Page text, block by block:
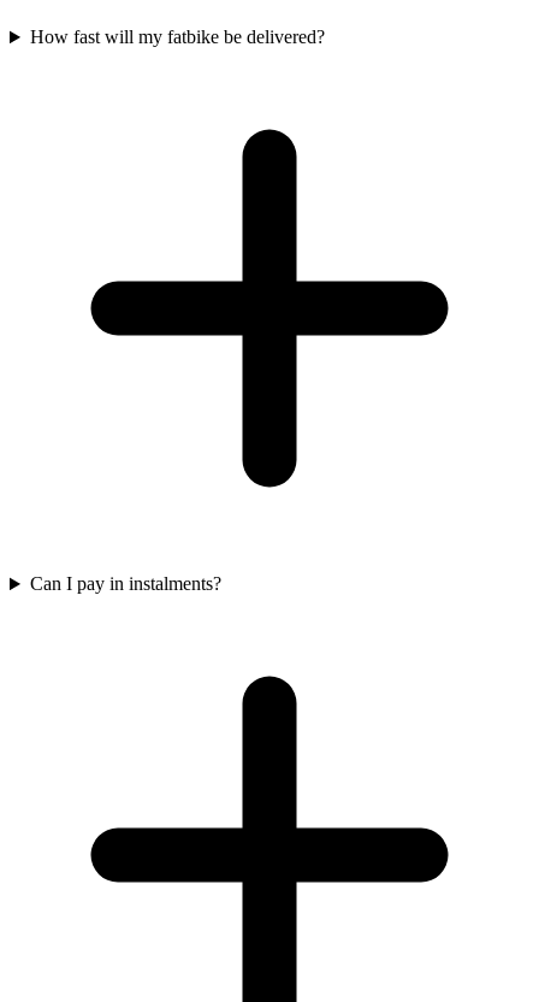
How fast will my fatbike be delivered?
Can I pay in instalments?